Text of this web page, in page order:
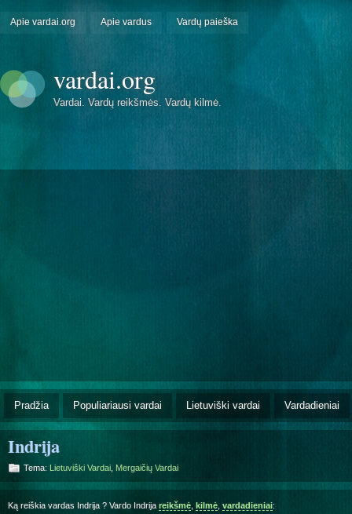
Apie vardai.org Apie vardus Vardų paieška
vardai.org
Vardai. Vardų reikšmės. Vardų kilmė.
Pradžia Populiariausi vardai Lietuviški vardai Vardadieniai
Indrija
Tema: Lietuviški Vardai Mergaičių Vardai
Ką reiškia vardas Indrija ? Vardo Indrija reikšmė kilmė vardadieniai: